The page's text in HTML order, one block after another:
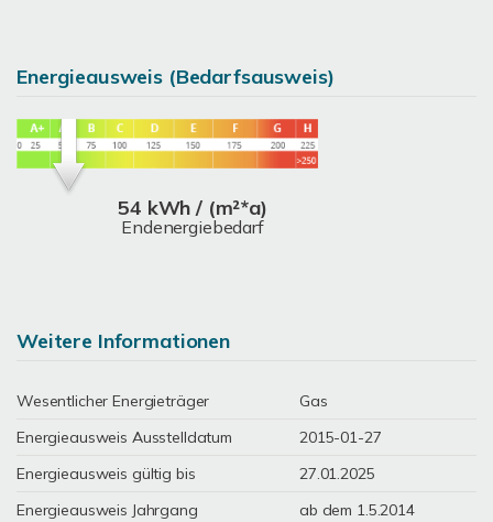
Energieausweis (Bedarfsausweis)
54 kWh / (m²*a)
Endenergiebedarf
Weitere Informationen
Wesentlicher Energieträger
Gas
Energieausweis Ausstelldatum
2015-01-27
Energieausweis gültig bis
27.01.2025
Energieausweis Jahrgang
ab dem 1.5.2014